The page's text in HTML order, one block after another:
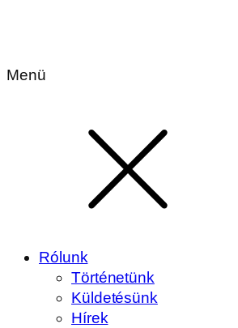
Menü
Rólunk
Történetünk
Küldetésünk
Hírek